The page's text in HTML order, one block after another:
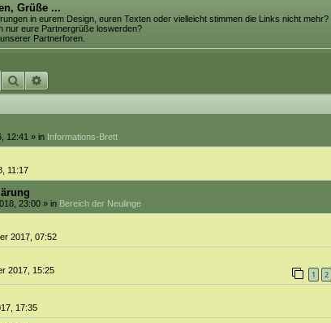
Grüße ...
in eurem Design, euren Texten oder vielleicht stimmen die Links nicht mehr?
nur eure Partnergrüße loswerden?
Partnerforen.
SucheErweiterte Suche
12:41 » in Informations-Brett
11:17
23:00 » in Bereich der Neulinge
2017, 07:52
2017, 15:25 1 2
17:35